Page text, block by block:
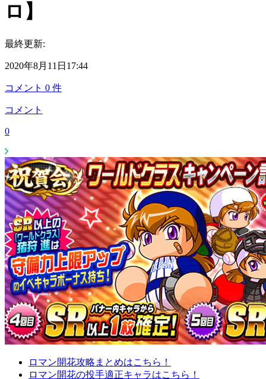
ロ】
最終更新:
2020年8月11日17:44
コメント 0 件
コメント
0
ロマン開花攻略まとめはこちら！
ロマン開花の投手適正キャラはこちら！